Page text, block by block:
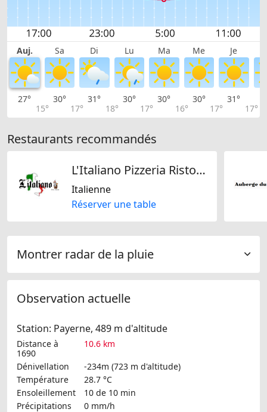
Auj. Sa Di Lu Ma Me Je
27°
15°
30°
17°
31°
18°
30°
17°
30°
16°
30°
17°
31°
17°
Restaurants recommandés
L'Italiano Pizzeria Ristorante
Italienne
Réserver une table
Montrer radar de la pluie
Observation actuelle
Station: Payerne, 489 m d'altitude
Distance à
1690
10.6 km
Dénivellation
-234m (723 m d'altitude)
Température
28.7 °C
Ensoleillement
10 de 10 min
Précipitations
0 mm/h